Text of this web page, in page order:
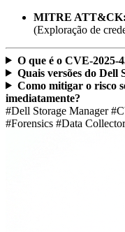
MITRE ATT&CK:
(Exploração de
O que é o CVE-2025-
Quais versões do Dell
Como mitigar o risco
imediatamente?
#Dell Storage Manager
#Forensics #Data